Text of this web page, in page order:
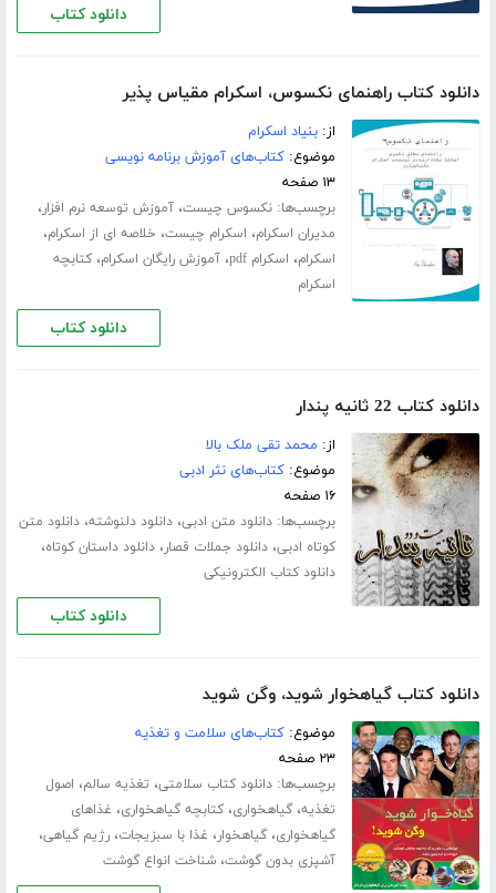
دانلود کتاب
دانلود کتاب راهنمای نکسوس، اسکرام مقیاس پذیر
از:بنیاد اسکرام
موضوع:کتاب‌های آموزش برنامه نویسی
۱۳ صفحه
برچسب‌ها:نکسوس چیست،آموزش توسعه نرم افزار،
مدیران اسکرام، اسکرام چیست، خلاصه ای از اسکرام،
اسکرام، اسکرام pdf ،آموزش رایگان اسکرام،کتابچه
اسکرام
دانلود کتاب
دانلود کتاب 22 ثانیه پندار
از: محمد تقی ملک بالا
موضوع:کتاب‌های نثر ادبی
۱۶ صفحه
برچسب‌ها:دانلود متن ادبی،دانلود دلنوشته،دانلود متن
کوتاه ادبی،دانلود جملات قصار،دانلود داستان کوتاه،
دانلود کتاب الکترونیکی
دانلود کتاب
دانلود کتاب گیاهخوار شوید، وگن شوید
موضوع:کتاب‌های سلامت و تغذیه
۲۳ صفحه
برچسب‌ها:دانلود کتاب سلامتی، تغذیه سالم، اصول
تغذیه،گیاهخواری،کتابچه گیاهخواری، غذاهای
گیاهخواری،گیاهخوار، غذا با سبزیجات،رژیم گیاهی،
آشپزی بدون گوشت،شناخت انواع گوشت